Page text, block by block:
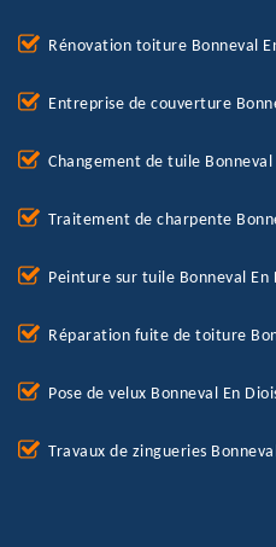
Rénovation toiture Bonneval
Entreprise de couverture
Changement de tuile Bonneval
Traitement de charpente
Peinture sur tuile Bonneval En
Réparation fuite de toiture
Pose de velux Bonneval En
Travaux de zingueries